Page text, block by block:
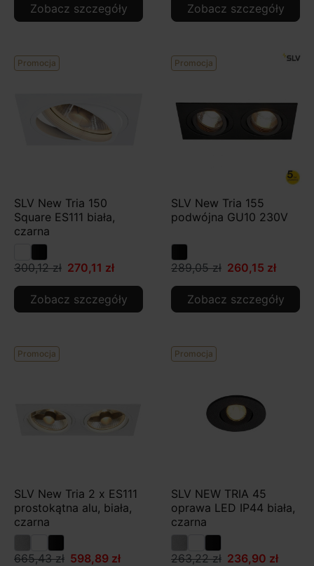
Zobacz szczegóły Zobacz szczegóły
Promocja
SLV New Tria 150
Square ES111 biała,
czarna
300,12 zł 270,11 zł
Zobacz szczegóły
Promocja
SLV New Tria 155
podwójna GU10 230V
289,05 zł 260,15 zł
Zobacz szczegóły
Promocja
SLV New Tria 2 x ES111
prostokątna alu, biała,
czarna
665,43 zł 598,89 zł
Promocja
SLV NEW TRIA 45
oprawa LED IP44 biała,
czarna
263,22 zł 236,90 zł